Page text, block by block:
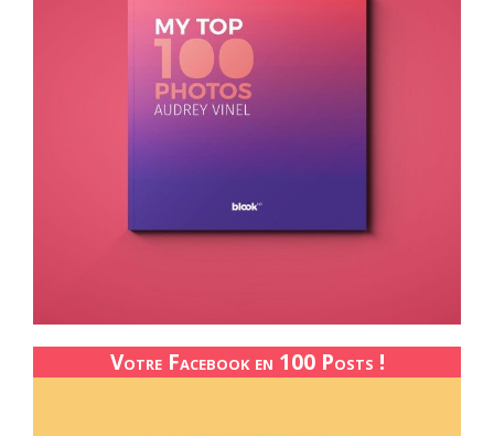
Votre Facebook en 100 Posts !